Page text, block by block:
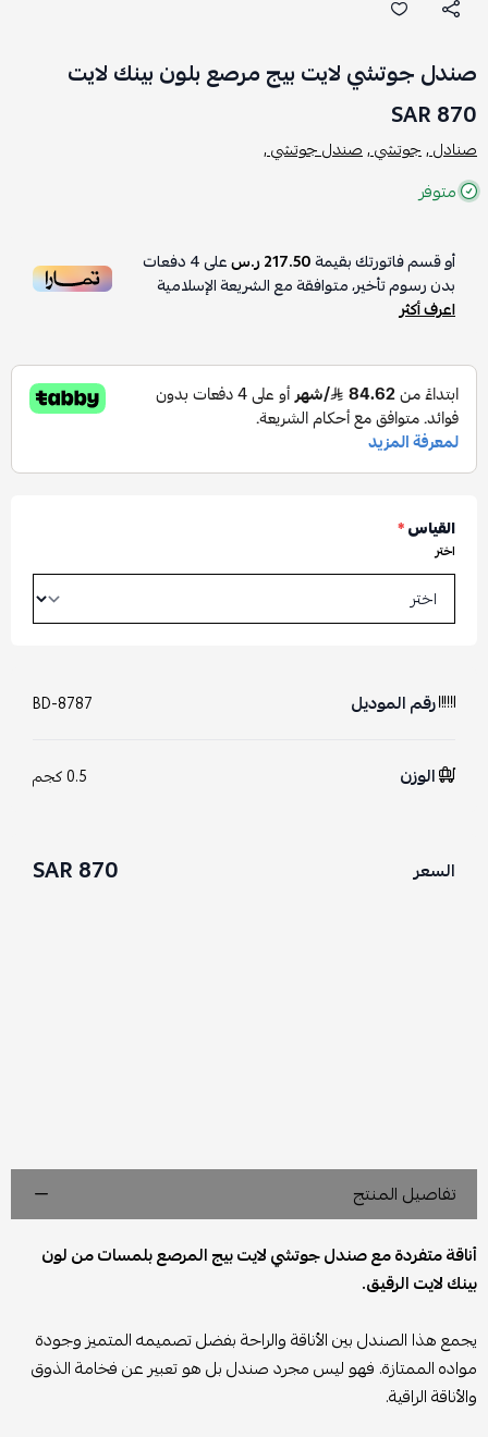
صندل جوتشي لايت بيج مرصع بلون بينك لايت
870 SAR
صنادل ,جوتشي ,صندل جوتشي ,
متوفر
أو قسم فاتورتك بقيمة217.50 ر.س على4دفعات
بدون رسوم تأخير، متوافقة مع الشريعة الإسلامية
اعرف أكثر
القياس*
اختر
رقم الموديل BD-8787
الوزن 0.5 كجم
السعر 870 SAR
تفاصيل المنتج
أناقة متفردة مع صندل جوتشي لايت بيج المرصع بلمسات من لون
بينك لايت الرقيق.
يجمع هذا الصندل بين الأناقة والراحة بفضل تصميمه المتميز وجودة
مواده الممتازة. فهو ليس مجرد صندل بل هو تعبير عن فخامة الذوق
والأناقة الراقية.